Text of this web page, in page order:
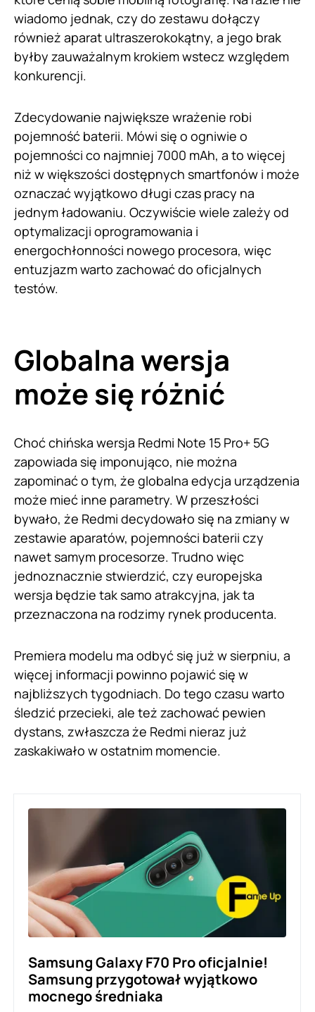
wiadomo jednak, czy do zestawu dołączy
również aparat ultraszerokokątny, a jego brak
byłby zauważalnym krokiem wstecz względem
konkurencji.
Zdecydowanie największe wrażenie robi
pojemność baterii. Mówi się o ogniwie o
pojemności co najmniej 7000 mAh, a to więcej
niż w większości dostępnych smartfonów i może
oznaczać wyjątkowo długi czas pracy na
jednym ładowaniu. Oczywiście wiele zależy od
optymalizacji oprogramowania i
energochłonności nowego procesora, więc
entuzjazm warto zachować do oficjalnych
testów.
Globalna wersja
może się różnić
Choć chińska wersja Redmi Note 15 Pro+ 5G
zapowiada się imponująco, nie można
zapominać o tym, że globalna edycja urządzenia
może mieć inne parametry. W przeszłości
bywało, że Redmi decydowało się na zmiany w
zestawie aparatów, pojemności baterii czy
nawet samym procesorze. Trudno więc
jednoznacznie stwierdzić, czy europejska
wersja będzie tak samo atrakcyjna, jak ta
przeznaczona na rodzimy rynek producenta.
Premiera modelu ma odbyć się już w sierpniu, a
więcej informacji powinno pojawić się w
najbliższych tygodniach. Do tego czasu warto
śledzić przecieki, ale też zachować pewien
dystans, zwłaszcza że Redmi nieraz już
zaskakiwało w ostatnim momencie.
Samsung Galaxy F70 Pro oficjalnie!
Samsung przygotował wyjątkowo
mocnego średniaka